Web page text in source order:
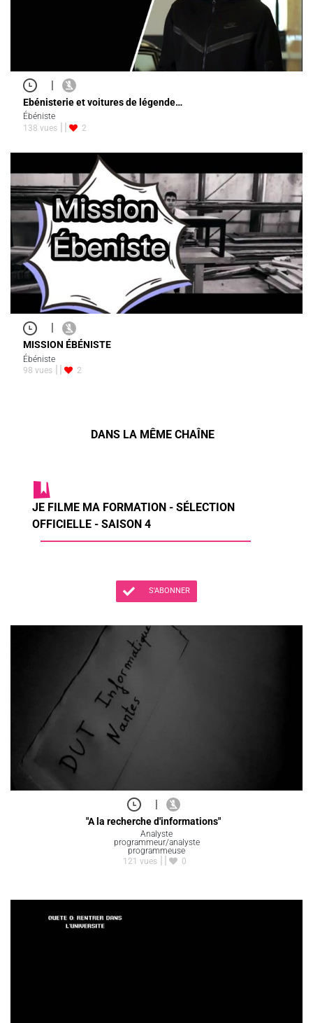
|
Ebénisterie et voitures de légende…
Ébéniste
138 vues
2
MISSION ÉBÉNISTE
Ébéniste
98 vues
2
DANS LA MÊME CHAÎNE
JE FILME MA FORMATION - SÉLECTION
OFFICIELLE - SAISON 4
S'ABONNER
|
"A la recherche d'informations"
Analyste
programmeur/analyste
programmeuse
121 vues
0